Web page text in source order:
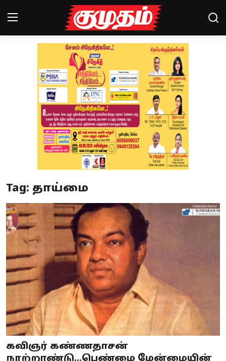
Magazines
Special Story
Business
Crime
Tamilnadu
National
World
Astrology
Tag: தாய்மை
கவிஞர் கண்ணதாசன்